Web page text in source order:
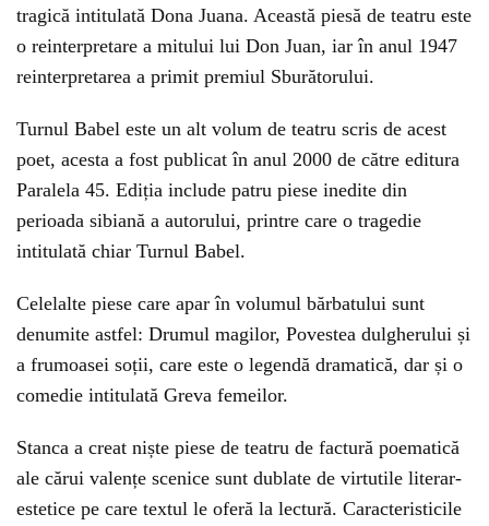
tragică intitulată Dona Juana. Această piesă de teatru este
o reinterpretare a mitului lui Don Juan, iar în anul 1947
reinterpretarea a primit premiul Sburătorului.
Turnul Babel este un alt volum de teatru scris de acest
poet, acesta a fost publicat în anul 2000 de către editura
Paralela 45. Ediția include patru piese inedite din
perioada sibiană a autorului, printre care o tragedie
intitulată chiar Turnul Babel.
Celelalte piese care apar în volumul bărbatului sunt
denumite astfel: Drumul magilor, Povestea dulgherului și
a frumoasei soții, care este o legendă dramatică, dar și o
comedie intitulată Greva femeilor.
Stanca a creat niște piese de teatru de factură poematică
ale cărui valențe scenice sunt dublate de virtutile literar-
estetice pe care textul le oferă la lectură. Caracteristicile